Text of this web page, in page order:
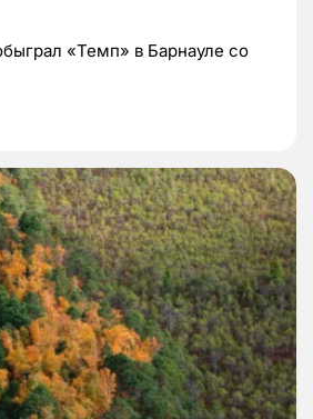
«Темп» в Барнауле со